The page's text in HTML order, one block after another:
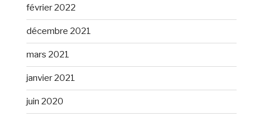
février 2022
décembre 2021
mars 2021
janvier 2021
juin 2020